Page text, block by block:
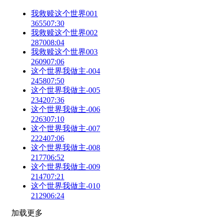
我救赎这个世界001
365507:30
我救赎这个世界002
287008:04
我救赎这个世界003
260907:06
这个世界我做主-004
245807:50
这个世界我做主-005
234207:36
这个世界我做主-006
226307:10
这个世界我做主-007
222407:06
这个世界我做主-008
217706:52
这个世界我做主-009
214707:21
这个世界我做主-010
212906:24
加载更多